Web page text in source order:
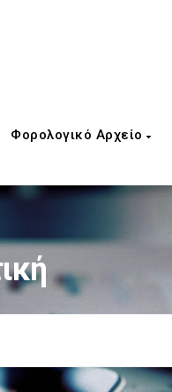
Φορολογικό Αρχείο